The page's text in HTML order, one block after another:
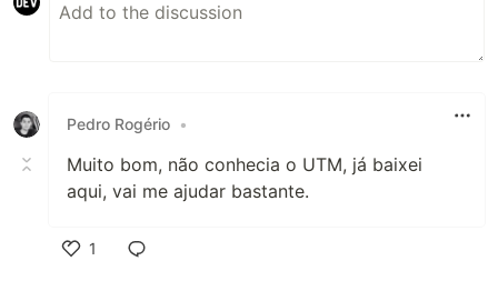
Pedro Rogério •
Muito bom, não conhecia o UTM, já baixei
aqui, vai me ajudar bastante.
1